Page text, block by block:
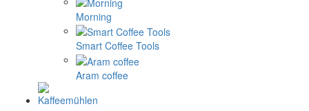
Morning
Smart Coffee Tools
Aram coffee